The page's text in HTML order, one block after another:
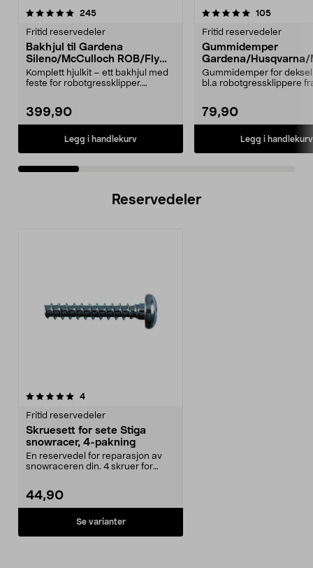
245anmeldelser
Fritid reservedeler
Bakhjul til Gardena
Sileno/McCulloch ROB/Flymo
Easilife
Komplett hjulkit – ett bakhjul med
feste for robotgressklipper.
399,90
Legg i handlekurv
5.0 av 5 stjerner 105
Fritid reservedeler
Gummidemper
Gardena/Husqvarna/
ch/Flymo
Gummidemper for
bl.a robotgressklippere
79,90
Legg i handlekurv
4.5 av 5 stjerner
Reservedeler
4anmeldelser
Fritid reservedeler
Skruesett for sete Stiga
snowracer, 4-pakning
En reservedel for reparasjon av
snowraceren din. 4 skruer for
44,90
Se varianter